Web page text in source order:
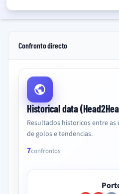
Confronto directo
Historical data
Resultados historicos entre as
de golos e tendencias.
7confrontos